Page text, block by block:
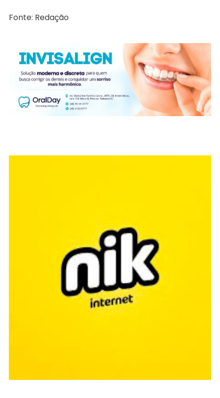
Fonte: Redação